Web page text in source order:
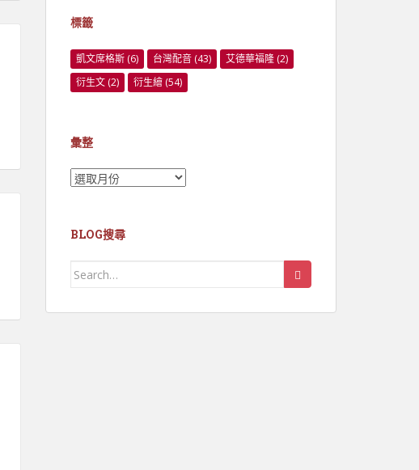
標籤
凱文席格斯 (6) 台灣配音 (43) 艾德華福隆 (2)
衍生文 (2) 衍生繪 (54)
彙整
彙
BLOG搜尋
Search